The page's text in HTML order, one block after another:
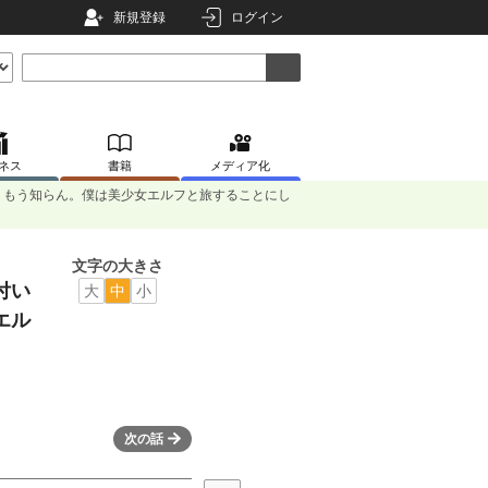
新規登録 ログイン
ス 書籍 メディア化
う知らん。僕は美少女エルフと旅することにし
い
ル
文字の大きさ
大
中 小
次の話